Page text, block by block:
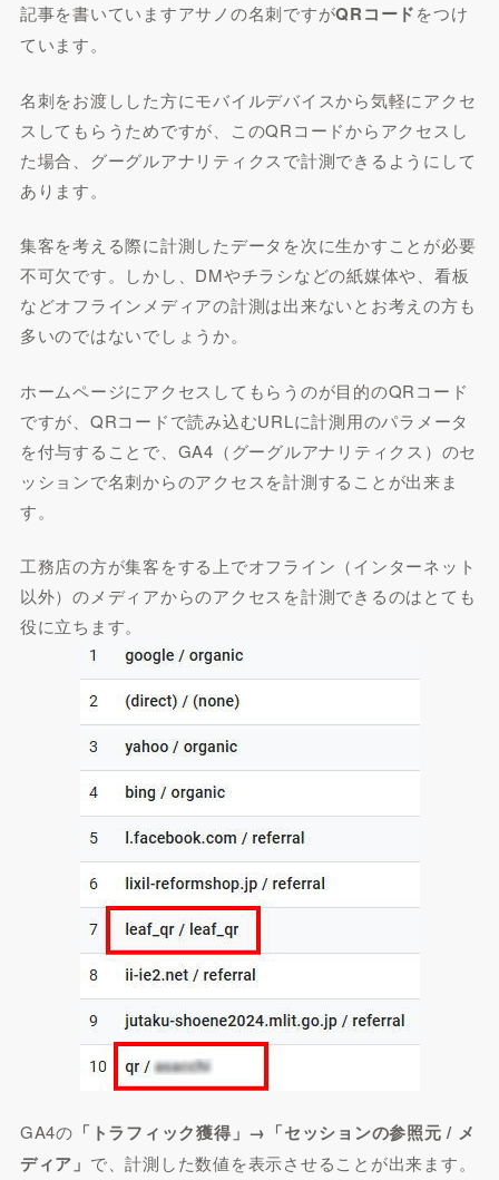
記事を書いていますアサノの名刺ですがQRコードをつけ
ています。
名刺をお渡しした方にモバイルデバイスから気軽にアクセ
スしてもらうためですが、このQRコードからアクセスし
た場合、グーグルアナリティクスで計測できるようにして
あります。
集客を考える際に計測したデータを次に生かすことが必要
不可欠です。しかし、DMやチラシなどの紙媒体や、看板
などオフラインメディアの計測は出来ないとお考えの方も
多いのではないでしょうか。
ホームページにアクセスしてもらうのが目的のQRコード
ですが、QRコードで読み込むURLに計測用のパラメータ
を付与することで、GA4（グーグルアナリティクス）のセ
ッションで名刺からのアクセスを計測することが出来ま
す。
工務店の方が集客をする上でオフライン（インターネット
以外）のメディアからのアクセスを計測できるのはとても
役に立ちます。
GA4の 「トラフィック獲得」→「セッションの参照元 / メ
ディア」 で、計測した数値を表示させることが出来ます。